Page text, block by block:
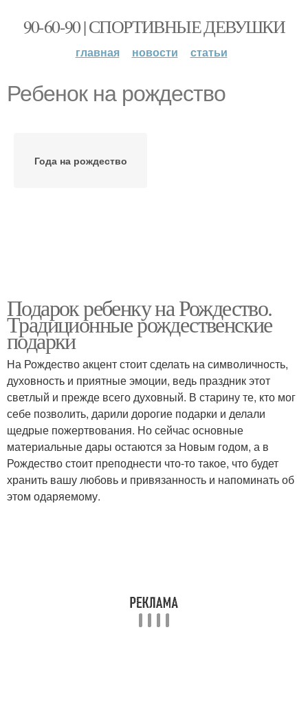
90-60-90 | СПОРТИВНЫЕ ДЕВУШКИ
главная новости статьи
Ребенок на рождество
Года на рождество
Подарок ребенку на Рождество.
Традиционные рождественские
подарки
На Рождество акцент стоит сделать на символичность,
духовность и приятные эмоции, ведь праздник этот
светлый и прежде всего духовный. В старину те, кто мог
себе позволить, дарили дорогие подарки и делали
щедрые пожертвования. Но сейчас основные
материальные дары остаются за Новым годом, а в
Рождество стоит преподнести что-то такое, что будет
хранить вашу любовь и привязанность и напоминать об
этом одаряемому.